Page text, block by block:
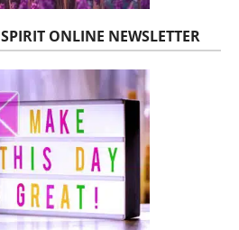
ONLINE NEWSLETTER